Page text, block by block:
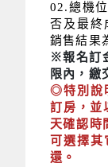
02.總機
否及最終
銷售結果
※報名訂
限內，繳
◎特別說
訂房，並
天確認時
可選擇其
還。